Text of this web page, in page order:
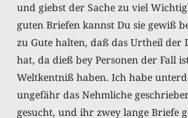
und giebst der Sache zu viel
guten Briefen kannst Du sie gewiß
zu Gute halten, daß das Urtheil der
hat, da dieß bey Personen der Fall
Weltkentniß haben. Ich habe
ungefähr das Nehmliche
gesucht, und ihr zwey lange Briefe